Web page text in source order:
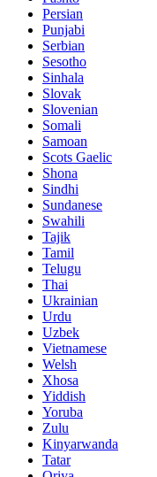
Persian
Punjabi
Serbian
Sesotho
Sinhala
Slovak
Slovenian
Somali
Samoan
Scots Gaelic
Shona
Sindhi
Sundanese
Swahili
Tajik
Tamil
Telugu
Thai
Ukrainian
Urdu
Uzbek
Vietnamese
Welsh
Xhosa
Yiddish
Yoruba
Zulu
Kinyarwanda
Tatar